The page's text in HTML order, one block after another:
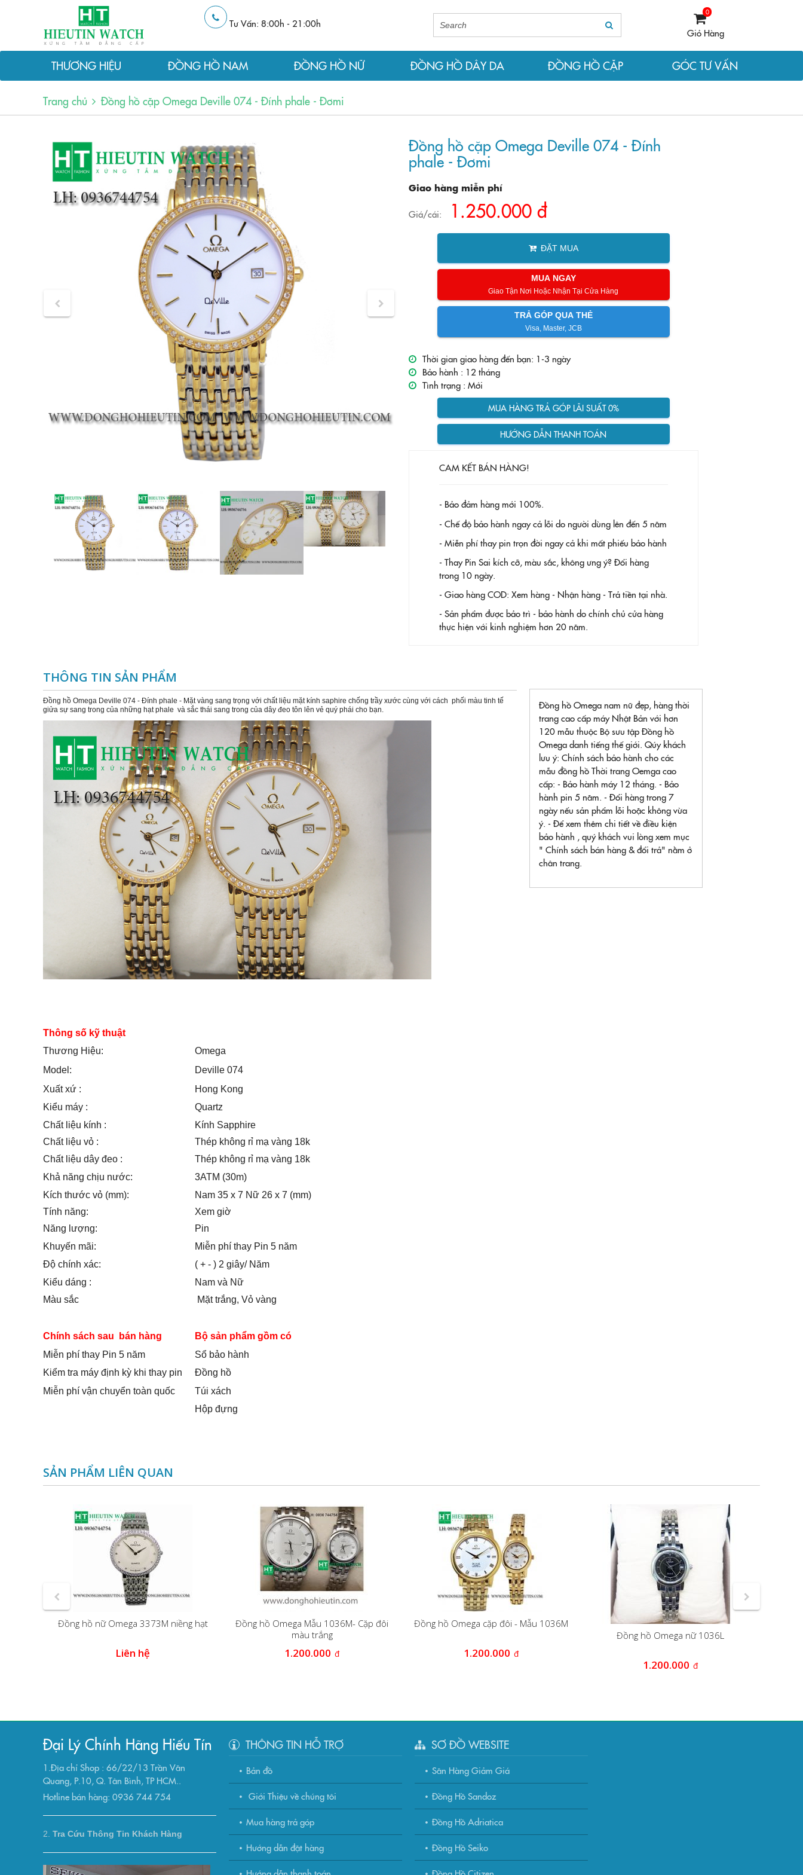
Tư Vấn: 8:00h - 21:00h
0
Giỏ Hàng
THƯƠNG HIỆU ĐỒNG HỒ NAM ĐỒNG HỒ NỮ ĐỒNG HỒ DÂY DA ĐỒNG HỒ CẶP GÓC TƯ VẤN
Trang chủ Đồng hồ cặp Omega Deville 074 - Đính phale - Đơmi
Đồng hồ cặp Omega Deville 074 - Đính
phale - Đơmi
Giao hàng miễn phí
Giá/cái: 1.250.000 đ
ĐẶT MUA
MUA NGAY
Giao Tận Nơi Hoặc Nhận Tại Cửa Hàng
TRẢ GÓP QUA THẺ
Visa, Master, JCB
Thời gian giao hàng đến bạn: 1-3 ngày
Bảo hành : 12 tháng
Tình trạng : Mới
MUA HÀNG TRẢ GÓP LÃI SUẤT 0%
HƯỚNG DẪN THANH TOÁN
CAM KẾT BÁN HÀNG!
- Bảo đảm hàng mới 100%.
- Chế độ bảo hành ngay cả lỗi do người dùng lên đến 5 năm
- Miễn phí thay pin trọn đời ngay cả khi mất phiếu bảo hành
- Thay Pin Sai kích cỡ, màu sắc, không ưng ý? Đổi hàng
trong 10 ngày.
- Giao hàng COD: Xem hàng - Nhận hàng - Trả tiền tại nhà.
- Sản phẩm được bảo trì - bảo hành do chính chủ cửa hàng
thực hiện với kinh nghiệm hơn 20 năm.
THÔNG TIN SẢN PHẨM
Đồng hồ Omega Deville 074 - Đính phale - Mặt vàng sang trọng với chất liệu mặt kính saphire chống trầy xước cùng với cách phối màu tinh tế
giửa sự sang trong của những hạt phale và sắc thái sang trong của dây đeo tôn lên vẻ quý phái cho bạn.
Thông số kỹ thuật
Thương Hiệu:
Omega
Model:
Deville 074
Xuất xứ :
Hong Kong
Kiểu máy :
Quartz
Chất liệu kính :
Kính Sapphire
Chất liệu vỏ :
Thép không rỉ mạ vàng 18k
Chất liệu dây đeo :
Thép không rỉ mạ vàng 18k
Khả năng chịu nước:
3ATM (30m)
Kích thước vỏ (mm):
Nam 35 x 7 Nữ 26 x 7 (mm)
Tính năng:
Xem giờ
Năng lượng:
Pin
Khuyến mãi:
Miễn phí thay Pin 5 năm
Độ chính xác:
( + - ) 2 giây/ Năm
Kiểu dáng :
Nam và Nữ
Màu sắc
Mặt trắng, Vỏ vàng
Chính sách sau bán hàng
Bộ sản phẩm gồm có
Miễn phí thay Pin 5 năm
Sổ bảo hành
Kiểm tra máy định kỳ khi thay pin
Đồng hồ
Miễn phí vận chuyển toàn quốc
Túi xách
Hộp đựng
Đồng hồ Omega nam nữ đẹp, hàng thời
trang cao cấp máy Nhật Bản với hơn
120 mẫu thuộc Bộ sưu tập Đồng hồ
Omega danh tiếng thế giới. Qúy khách
lưu ý: Chính sách bảo hành cho các
mẫu đồng hồ Thời trang Oemga cao
cấp: - Bảo hành máy 12 tháng. - Bảo
hành pin 5 năm. - Đổi hàng trong 7
ngày nếu sản phẩm lỗi hoặc không vừa
ý. - Để xem thêm chi tiết về điều kiện
bảo hành , quý khách vui lòng xem mục
" Chính sách bán hàng & đổi trả" nằm ở
chân trang.
SẢN PHẨM LIÊN QUAN
Đồng hồ nữ Omega 3373M niềng hạt
Liên hệ
Đồng hồ Omega Mẫu 1036M- Cặp đôi
màu trắng
1.200.000 đ
Đồng hồ Omega cặp đôi - Mẫu 1036M
1.200.000 đ
Đồng hồ Omega nữ 1036L
1.200.000 đ
Đại Lý Chính Hãng Hiếu Tín
1.Địa chỉ Shop : 66/22/13 Trần Văn
Quang, P.10, Q. Tân Bình, TP HCM..
Hotline bán hàng: 0936 744 754
2. Tra Cứu Thông Tin Khách Hàng
THÔNG TIN HỖ TRỢ
Bản đồ
Giới Thiệu về chúng tôi
Mua hàng trả góp
Hướng dẫn đặt hàng
SƠ ĐỒ WEBSITE
Săn Hàng Giảm Giá
Đồng Hồ Sandoz
Đồng Hồ Adriatica
Đồng Hồ Seiko